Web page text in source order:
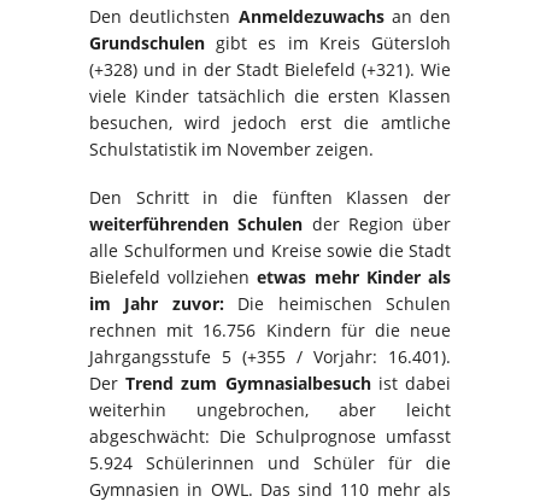
Den deutlichsten Anmeldezuwachsan den
Grundschulen gibt es im Kreis Gütersloh
(+328) und in der Stadt Bielefeld (+321). Wie
viele Kinder tatsächlich die ersten Klassen
besuchen, wird jedoch erst die amtliche
Schulstatistik im November zeigen.
Den Schritt in die fünften Klassen der
weiterführenden Schulen der Region über
alle Schulformen und Kreise sowie die Stadt
Bielefeld vollziehenetwas mehr Kinder als
im Jahr zuvor:Die heimischen Schulen
rechnen mit 16.756 Kindern für die neue
Jahrgangsstufe 5 (+355 / Vorjahr: 16.401).
DerTrend zum Gymnasialbesuchist dabei
weiterhin ungebrochen, aber leicht
abgeschwächt: Die Schulprognose umfasst
5.924 Schülerinnen und Schüler für die
Gymnasien in OWL. Das sind 110 mehr als